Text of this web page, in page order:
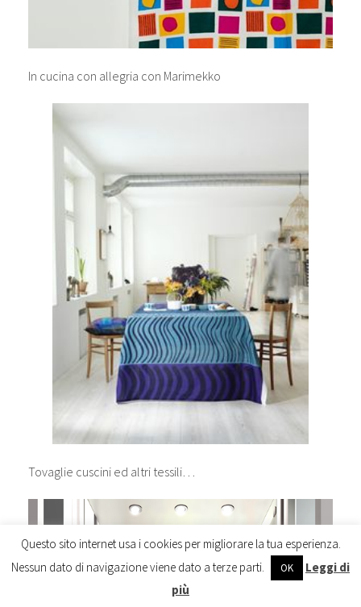
In cucina con allegria con Marimekko
Tovaglie cuscini ed altri tessili…
Questo sito internet usa i cookies per migliorare la tua esperienza.
Nessun dato di navigazione viene dato a terze parti.
OK
Leggi di
più